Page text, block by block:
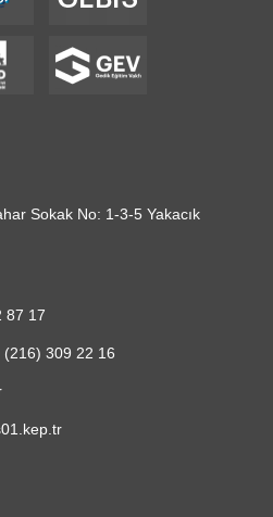
Sokak No: 1-3-5 Yakacık
87 17
(216) 309 22 16